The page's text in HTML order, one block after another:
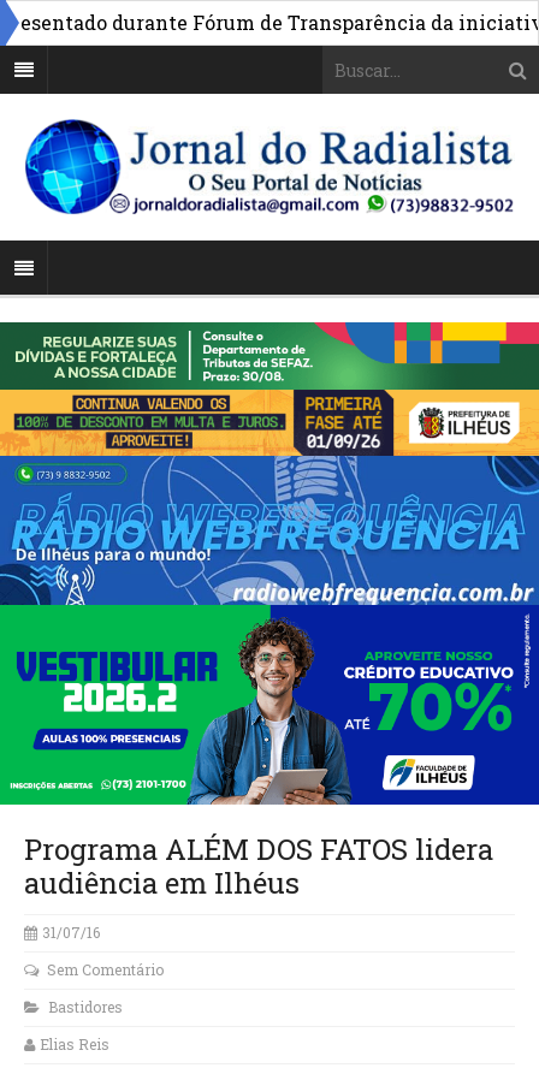
durante Fórum de Transparência da iniciativa
Programa ALÉM DOS FATOS lidera
audiência em Ilhéus
31/07/16
Sem Comentário
Bastidores
Elias Reis